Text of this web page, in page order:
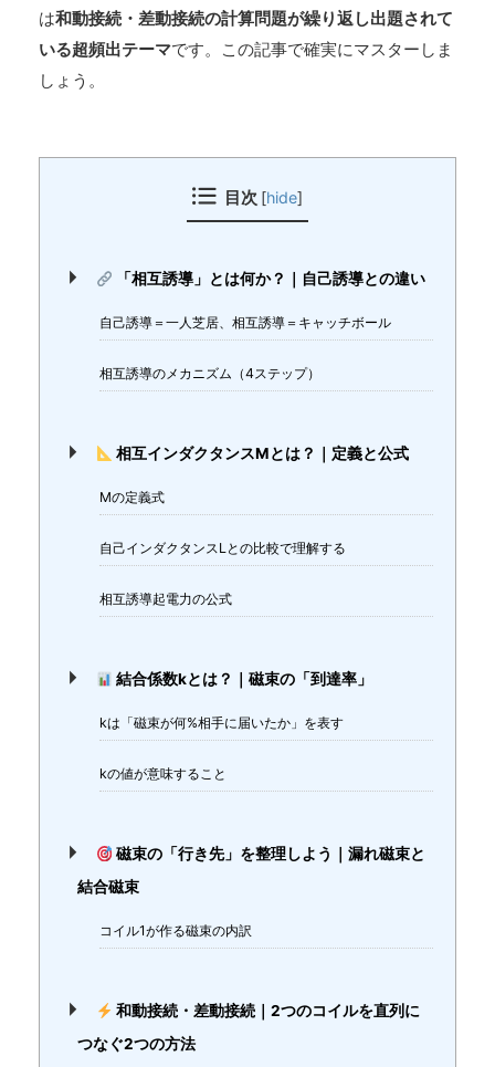
は和動接続・差動接続の計算問題が繰り返し出題されて
いる超頻出テーマです。この記事で確実にマスターしま
しょう。
目次 [hide]
「相互誘導」とは何か？｜自己誘導との違い
自己誘導＝一人芝居、相互誘導＝キャッチボール
相互誘導のメカニズム（4ステップ）
相互インダクタンスMとは？｜定義と公式
Mの定義式
自己インダクタンスLとの比較で理解する
相互誘導起電力の公式
結合係数kとは？｜磁束の「到達率」
kは「磁束が何%相手に届いたか」を表す
kの値が意味すること
磁束の「行き先」を整理しよう｜漏れ磁束と
結合磁束
コイル1が作る磁束の内訳
和動接続・差動接続｜2つのコイルを直列に
つなぐ2つの方法